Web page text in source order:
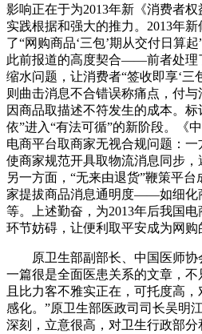
影响正在于为2013年新《消费者
实践根据和强大的推力。2013年新
了“网购商品‘三包’期从交付日算
此前报道的高度契合——前者处理
缩水问题，让消费者“签收即享‘三
则曲击消息不合错误称痛点，付
因商品取描述不符发生的成本。
依”进入“有法可循”的新阶段。《
电商平台取商家无视合规问题：一
使商家规范开具取物流消息同步，
另一方面，“无来由退货”鞭策平
家提拔商品消息通明度——如细化
等。上述勤奋，为2013年后我国
环节妨碍，让便利取平安成为网购
原卫生部副部长、中国医师协
一篇很是全面医患关系的文章，
且比力客不雅实正在，可托度高
感化。”原卫生部医政司司长吴明
深刻，立意很高，对卫生行政部分